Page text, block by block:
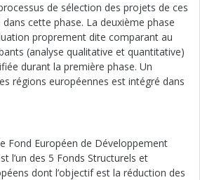
de sélection des projets de ces
cette phase. La deuxième phase
proprement dite comparant au
(analyse qualitative et quantitative)
durant la première phase. Un
régions européennes est intégré dans
Fond Européen de Développement
l’un des 5 Fonds Structurels et
dont l’objectif est la réduction des